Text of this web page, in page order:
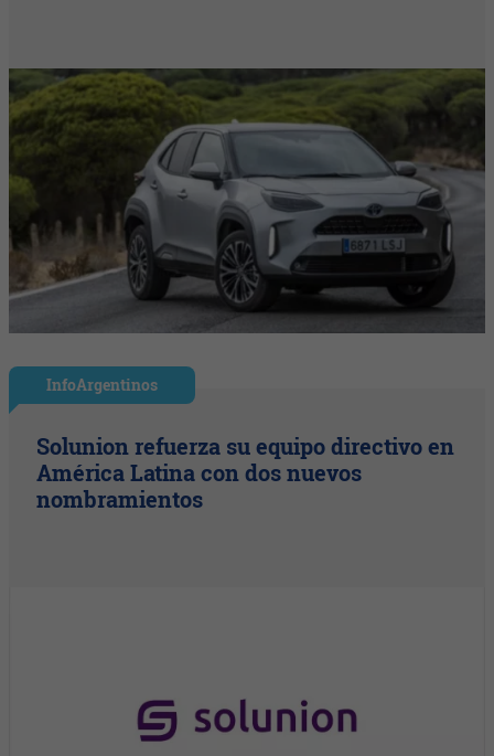
InfoArgentinos
Solunion refuerza su equipo directivo en
América Latina con dos nuevos
nombramientos